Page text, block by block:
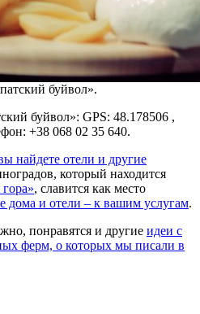
буйвол».
буйвол»: GPS: 48.178506 ,
+38 068 02 35 640.
найдете отели и другие
который находится
, славится как место
дома и отели – к вашим услугам.
понравятся и другие идеи с
ферм, о которых мы писали в